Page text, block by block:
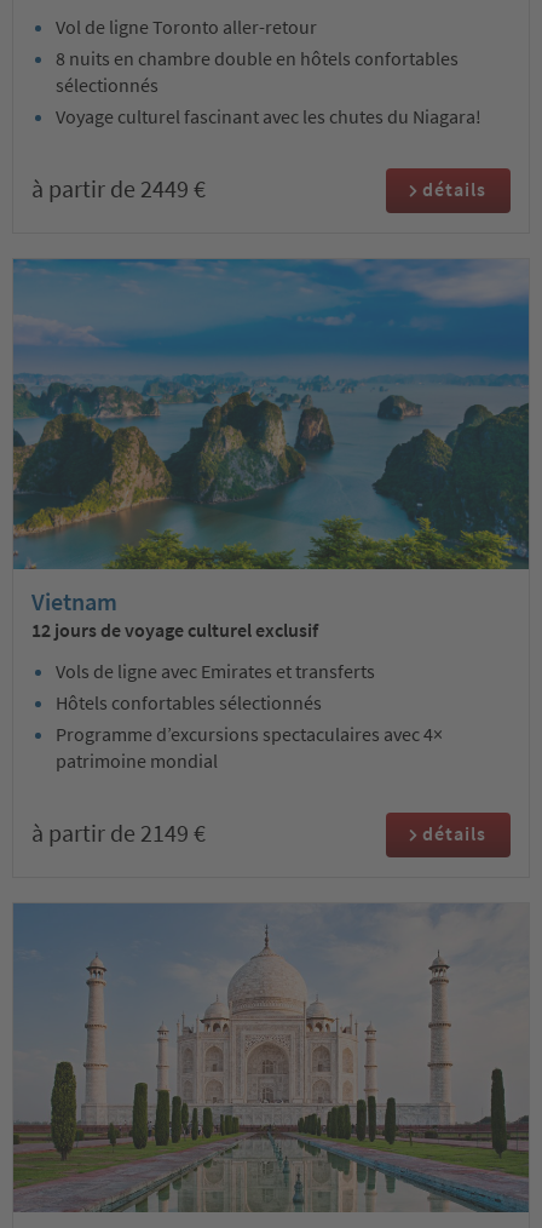
Vol de ligne Toronto aller-retour
8 nuits en chambre double en hôtels confortables
sélectionnés
Voyage culturel fascinant avec les chutes du Niagara!
à partir de 2449 € détails
Vietnam
12 jours de voyage culturel exclusif
Vols de ligne avec Emirates et transferts
Hôtels confortables sélectionnés
Programme d’excursions spectaculaires avec 4×
patrimoine mondial
à partir de 2149 € détails